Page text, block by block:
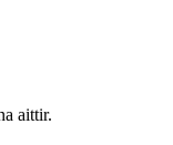
aittir.